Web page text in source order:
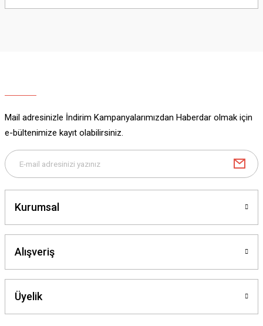
yetersiz gördüğünüz noktaları öneri formunu kullanarak tarafımıza
Bu ürüne benzer farklı alternatifler olmalı.
Mail adresinizle İndirim Kampanyalarımızdan Haberdar olmak için
e-bültenimize kayıt olabilirsiniz.
Kurumsal
Alışveriş
Üyelik